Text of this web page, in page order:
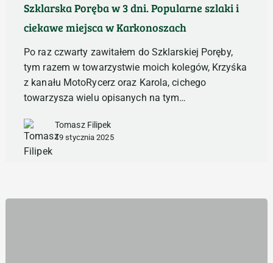
szlaki
ciekawe
miejsca
Szklarska Poręba w 3 dni. Popularne szlaki i
ciekawe miejsca w Karkonoszach
Po raz czwarty zawitałem do Szklarskiej Poręby,
tym razem w towarzystwie moich kolegów, Krzyśka
z kanału MotoRycerz oraz Karola, cichego
towarzysza wielu opisanych na tym…
Tomasz Filipek
19 stycznia 2025